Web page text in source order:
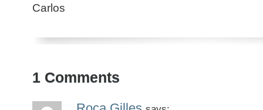
Carlos
1 Comments